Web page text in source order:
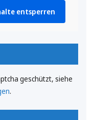
entsperren
geschützt, siehe
.